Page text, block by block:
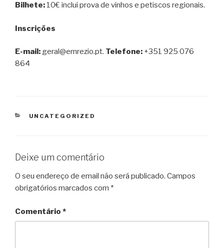
Bilhete: 10€ inclui prova de vinhos e petiscos regionais.
Inscrições
E-mail: geral@emrezio.pt. Telefone: +351 925 076
864
CATEGORIAS
UNCATEGORIZED
Deixe um comentário
O seu endereço de email não será publicado. Campos
obrigatórios marcados com *
Comentário *